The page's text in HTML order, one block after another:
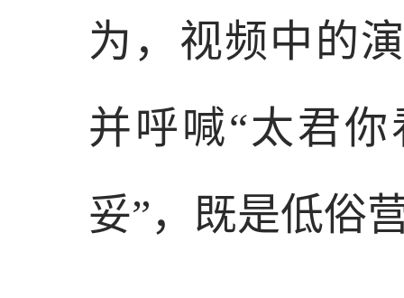
为，视频中的
并呼喊“太君
妥”，既是低俗